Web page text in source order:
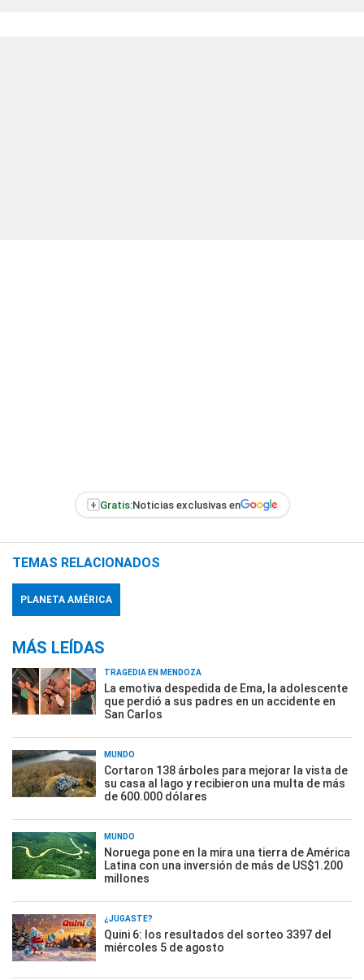
+ Gratis:Noticias exclusivas en
TEMAS RELACIONADOS
PLANETA AMÉRICA
MÁS LEÍDAS
TRAGEDIA EN MENDOZA
La emotiva despedida de Ema, la adolescente
que perdió a sus padres en un accidente en
San Carlos
MUNDO
Cortaron 138 árboles para mejorar la vista de
su casa al lago y recibieron una multa de más
de 600.000 dólares
MUNDO
Noruega pone en la mira una tierra de América
Latina con una inversión de más de US$1.200
millones
¿JUGASTE?
Quini 6: los resultados del sorteo 3397 del
miércoles 5 de agosto